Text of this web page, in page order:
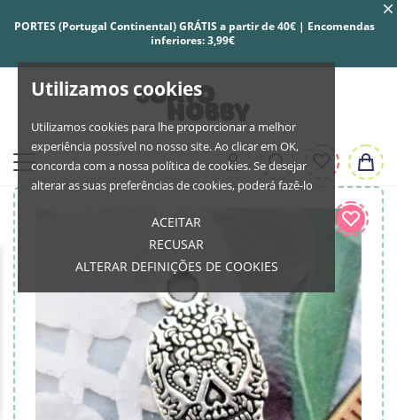
Utilizamos cookies
Utilizamos cookies para lhe proporcionar a melhor
experiência possível no nosso site. Ao clicar em OK,
concorda com a nossa política de cookies. Se desejar
alterar as suas preferências de cookies, poderá fazê-lo
ACEITAR
RECUSAR
ALTERAR DEFINIÇÕES DE COOKIES
PORTES (Portugal Continental) GRÁTIS a partir de 40€ | Encomendas
inferiores: 3,99€